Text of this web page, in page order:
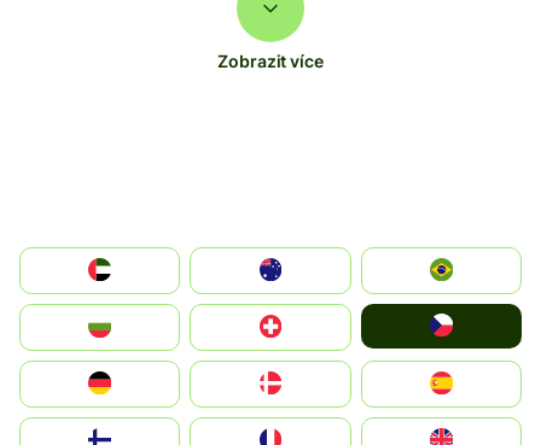
Zobrazit více
الإمارات العربية المتحدة
Switzerland
Deutschland
United Kingdom